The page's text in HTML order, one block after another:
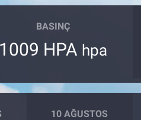
BASINÇ
1009 HPA hpa
10 AĞUSTOS